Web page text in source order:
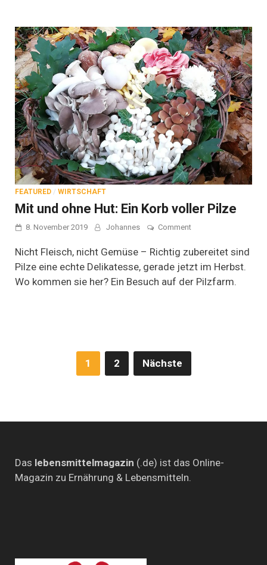
FEATURED / WIRTSCHAFT
Mit und ohne Hut: Ein Korb voller Pilze
8. November 2019 Johannes Commenton
und
Hut:
Ein
Nicht Fleisch, nicht Gemüse – Richtig zubereitet sind
Pilze eine echte Delikatesse, gerade jetzt im Herbst.
Wo kommen sie her? Ein Besuch auf der Pilzfarm.
Seitennummerierung
1 2 Nächste
Das lebensmittelmagazin (.de) ist das Online-
Magazin zu Ernährung & Lebensmitteln.